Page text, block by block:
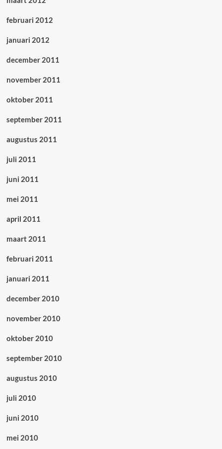
februari 2012
januari 2012
december 2011
november 2011
oktober 2011
september 2011
augustus 2011
juli 2011
juni 2011
mei 2011
april 2011
maart 2011
februari 2011
januari 2011
december 2010
november 2010
oktober 2010
september 2010
augustus 2010
juli 2010
juni 2010
mei 2010